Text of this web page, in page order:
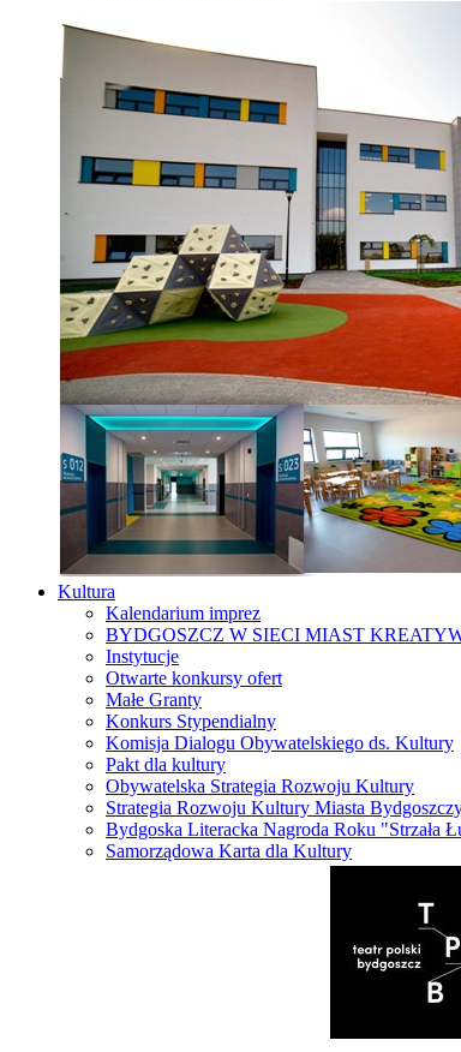
Kultura
Kalendarium imprez
BYDGOSZCZ W SIECI MIAST
Instytucje
Otwarte konkursy ofert
Małe Granty
Konkurs Stypendialny
Komisja Dialogu Obywatelskiego ds. Kultury
Pakt dla kultury
Obywatelska Strategia Rozwoju Kultury
Strategia Rozwoju Kultury Miasta
Bydgoska Literacka Nagroda Roku "Strzała
Samorządowa Karta dla Kultury